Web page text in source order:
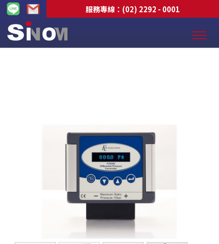
服務專線： (02) 2292 - 0001